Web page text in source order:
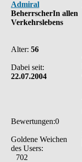
Admiral
BeherrscherIn allen
Verkehrslebens
Alter: 56
Dabei seit:
22.07.2004
Bewertungen:0
Goldene Weichen
des Users:
702